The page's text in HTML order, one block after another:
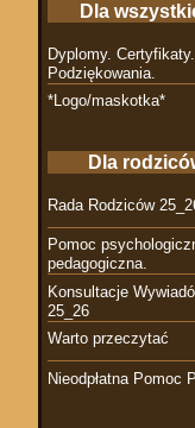
Dla
Dyplomy. Certyfikaty.
Podziękowania.
*Logo/maskotka*
Dla
Rada Rodziców
Pomoc
pedagogiczna.
Konsultacje
25_26
Warto przeczytać
Nieodpłatna Pomoc